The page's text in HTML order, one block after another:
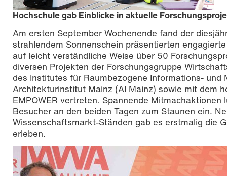
Hochschule gab Einblicke in aktuelle
Am ersten September Wochenende fand der
strahlendem Sonnenschein präsentierten
auf leicht verständliche Weise über 50
diversen Projekten der Forschungsgruppe
des Institutes für Raumbezogene Informations- und
Architekturinstitut Mainz (AI Mainz) sowie mit dem
EMPOWER vertreten. Spannende
Besucher an den beiden Tagen zum Staunen ein.
Wissenschaftsmarkt-Ständen gab es erstmalig die
erleben.